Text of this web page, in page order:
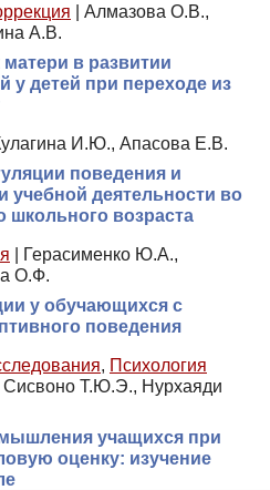
Алмазова О.В.,
А.В.
в развитии
у детей при переходе из
И.Ю., Апасова Е.В.
поведения и
учебной деятельности во
школьного возраста
Герасименко Ю.А.,
О.Ф.
у обучающихся с
поведения
, Психология
Сисвоно Т.Ю.Э., Нурхаяди
учащихся при
оценку: изучение